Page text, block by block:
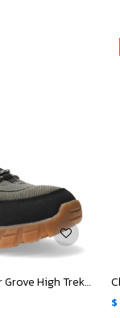
Championes Unisex Topper Grove High Trekking - Gris - Negro
$